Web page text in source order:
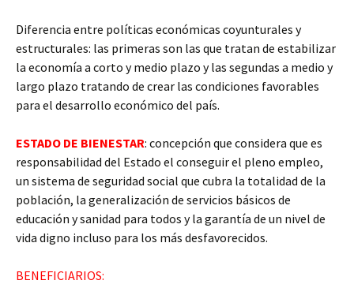
Diferencia entre políticas económicas coyunturales y
estructurales: las primeras son las que tratan de estabilizar
la economía a corto y medio plazo y las segundas a medio y
largo plazo tratando de crear las condiciones favorables
para el desarrollo económico del país.
ESTADO DE BIENESTAR: concepción que considera que es
responsabilidad del Estado el conseguir el pleno empleo,
un sistema de seguridad social que cubra la totalidad de la
población, la generalización de servicios básicos de
educación y sanidad para todos y la garantía de un nivel de
vida digno incluso para los más desfavorecidos.
BENEFICIARIOS: